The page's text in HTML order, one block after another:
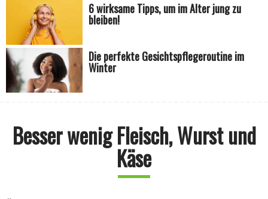
6 wirksame Tipps, um im Alter jung zu
bleiben!
Die perfekte Gesichtspflegeroutine im
Winter
Besser wenig Fleisch, Wurst und
Käse